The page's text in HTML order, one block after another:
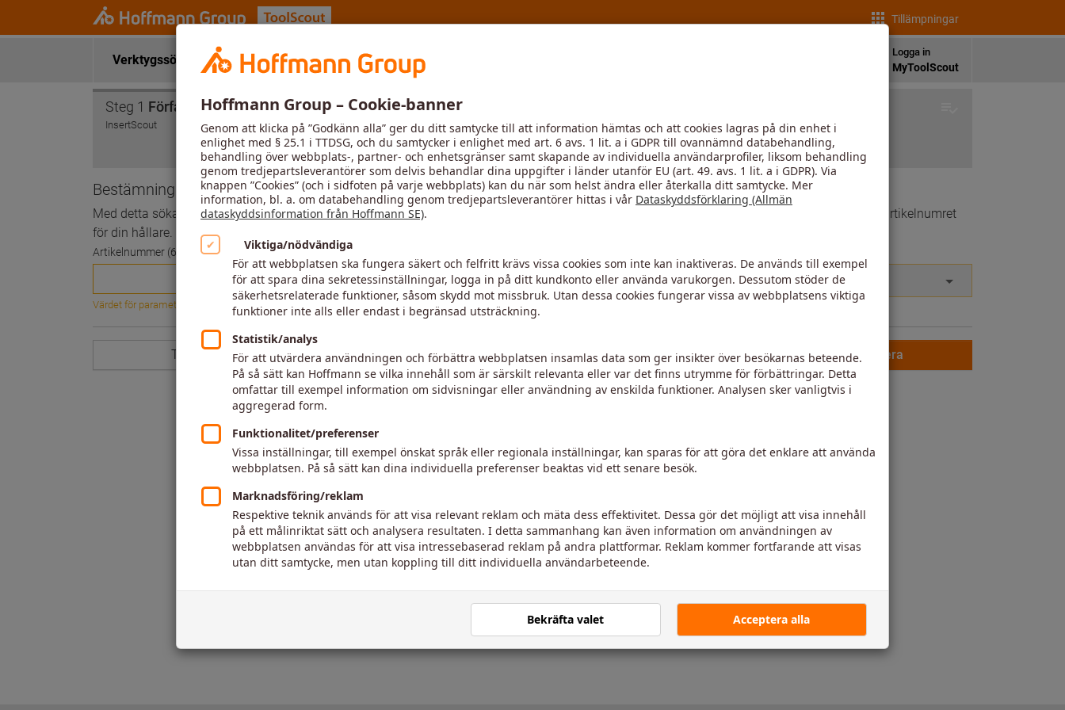
Tillämpningar
Verktygssökning Tillämpningsdata MyToolScout
Logga in
MyToolScout
Steg 1 Förfarande
InsertScout
Steg 2 Verktygshållare
Bestämning av verktygshållare
Med detta sökalternativ kan du hitta passande vändskär för en verktygshållare, vilka är lämpliga för bearbetningen av ditt material. Ange först artikelnumret
för din hållare.
Artikelnummer (6 tecken)
Värdet för parametern saknas eller är tomt.
-
Värdet för parametern saknas eller är tomt.
Kontrollera
Tillbaka